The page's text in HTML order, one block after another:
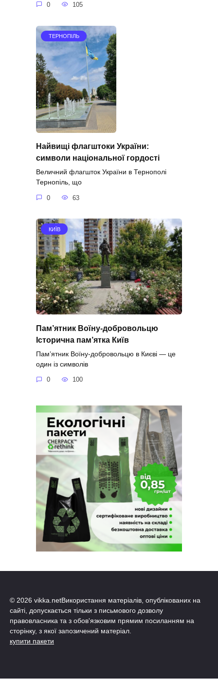
0 105
ТЕРНОПІЛЬ
Найвищі флагштоки України:
символи національної гордості
Величний флагшток України в Тернополі
Тернопіль, що
0 63
КИЇВ
Пам’ятник Воїну-добровольцю
Історична пам’ятка Київ
Пам’ятник Воїну-добровольцю в Києві — це
один із символів
0 100
© 2026 vikka.netВикористання матеріалів, опублікованих на
сайті, допускається тільки з письмового дозволу
правовласника та з обов'язковим прямим посиланням на
сторінку, з якої запозичений матеріал.
купити пакети